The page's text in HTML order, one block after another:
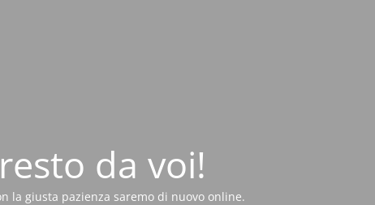
da voi!
la giusta pazienza saremo di nuovo online.